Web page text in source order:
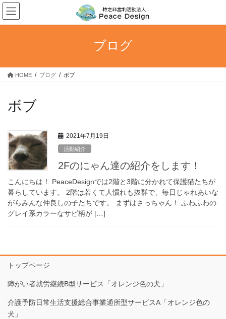
コ
ン
テ
ス
ナ
ビ
ゲ
ン
ブログ
HOME ブログ ボブ
ボブ
2021年7月19日
活動紹介
2Fのにゃん達の紹介をします！
こんにちは！ PeaceDesignでは2階と3階に分かれて保護猫たちが
暮らしています。 2階は若くて人慣れも抜群で、毎日じゃれあいな
がらみんな仲良しの子たちです。 まずはさっちゃん！ ふわふわの
グレイ系カラーなサビ柄が […]
トップページ
障がい者就労継続B型サービス「オレンジ色の犬」
介護予防日常生活支援総合事業通所型サービスA「オレンジ色の
犬」